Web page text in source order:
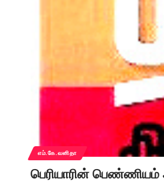
எம்.கே.வனிதா
பெரியாரின்